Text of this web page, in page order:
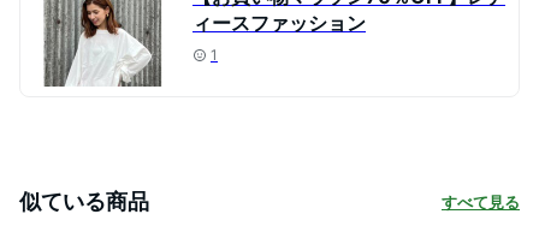
ィースファッション
1
似ている商品 すべて見る